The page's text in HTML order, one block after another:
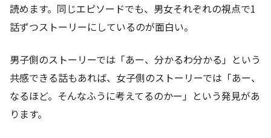
読めます。同じエピソードでも、男女それぞれの視点で1
話ずつストーリーにしているのが面白い。
男子側のストーリーでは「あー、分かるわ分かる」という
共感できる話もあれば、女子側のストーリーでは「あー、
なるほど。そんなふうに考えてるのかー」という発見があ
ります。